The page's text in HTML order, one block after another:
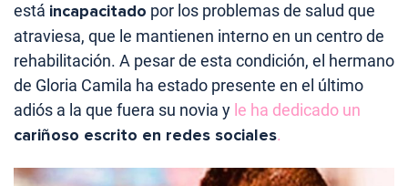
está incapacitado por los problemas de salud que
atraviesa, que le mantienen interno en un centro de
rehabilitación. A pesar de esta condición, el hermano
de Gloria Camila ha estado presente en el último
adiós a la que fuera su novia y le ha dedicado un
cariñoso escrito en redes sociales.